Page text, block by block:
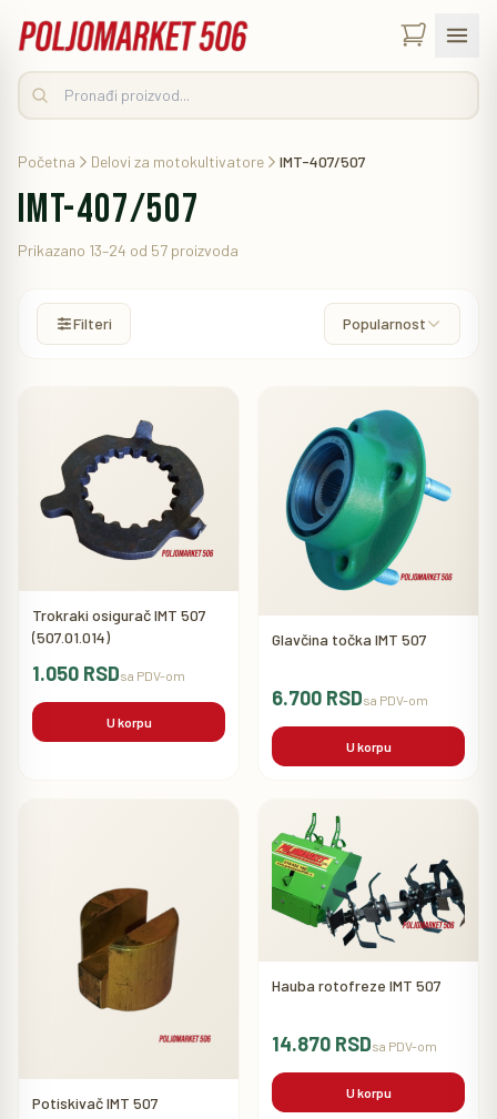
Početna Delovi za motokultivatore IMT-407/507
IMT-407/507
Prikazano 13–24 od 57 proizvoda
Filteri Popularnost
Trokraki osigurač IMT 507
(507.01.014)
1.050 RSDsa PDV-om
U korpu
Glavčina točka IMT 507
6.700 RSDsa PDV-om
U korpu
Potiskivač IMT 507
Hauba rotofreze IMT 507
14.870 RSDsa PDV-om
U korpu